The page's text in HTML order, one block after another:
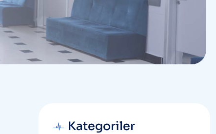
Kategoriler